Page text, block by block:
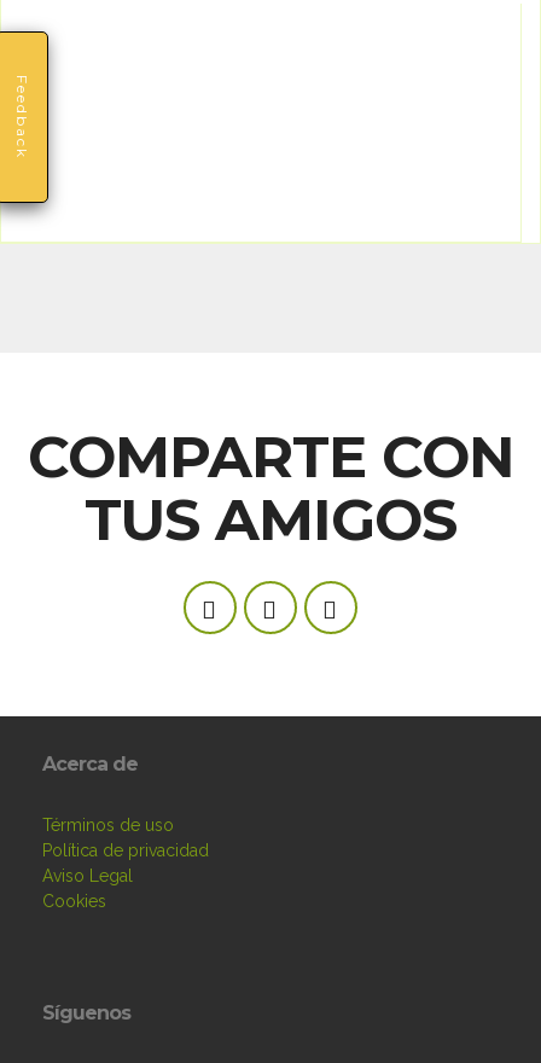
Feedback
COMPARTE CON
TUS AMIGOS
Acerca de
Términos de uso
Política de privacidad
Aviso Legal
Cookies
Síguenos